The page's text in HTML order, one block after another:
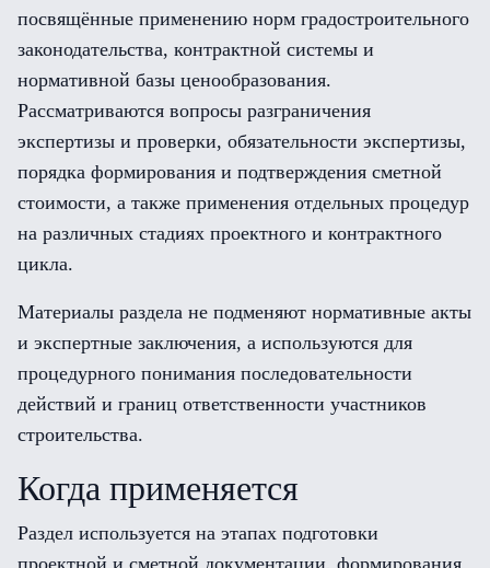
посвящённые применению норм градостроительного
законодательства, контрактной системы и
нормативной базы ценообразования.
Рассматриваются вопросы разграничения
экспертизы и проверки, обязательности экспертизы,
порядка формирования и подтверждения сметной
стоимости, а также применения отдельных процедур
на различных стадиях проектного и контрактного
цикла.
Материалы раздела не подменяют нормативные акты
и экспертные заключения, а используются для
процедурного понимания последовательности
действий и границ ответственности участников
строительства.
Когда применяется
Раздел используется на этапах подготовки
проектной и сметной документации, формирования